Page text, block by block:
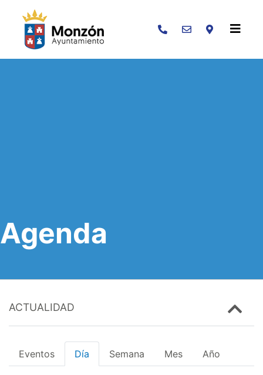
Buscar
Agenda
ACTUALIDAD
Eventos Día Semana Mes Año